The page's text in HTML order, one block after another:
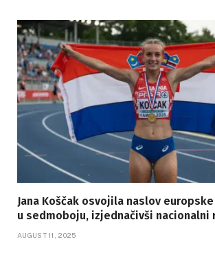
Jana Koščak osvojila naslov
u sedmoboju, izjednačivši nacionalni
AUGUST 11, 2025